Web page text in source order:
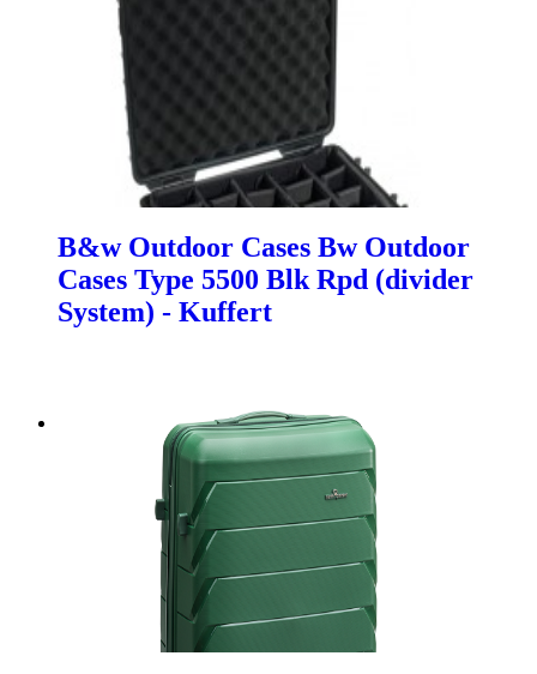
B&w Outdoor Cases Bw Outdoor
Cases Type 5500 Blk Rpd (divider
System) - Kuffert